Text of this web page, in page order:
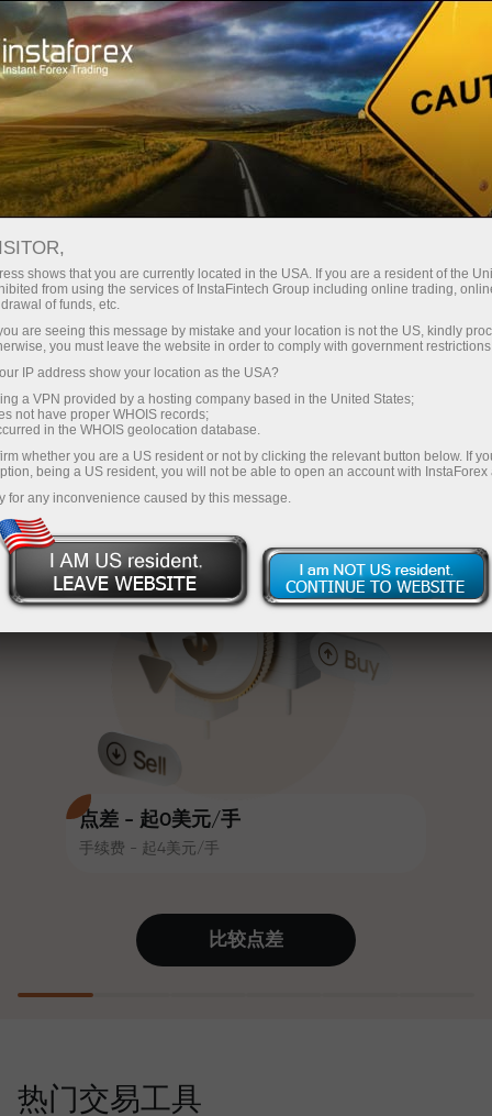
InstaForex
点差 - 起0美元/手
手续费 - 起4美元/手
通过InstaForex获得真正竞争力的机
点差和手续费，以及股票和指数交
易的优惠条件
时可获得高达30%的奖金，并享受
其他促销活动和优惠
赛道速度与交易速度共享相同价值
观。Ales Loprais将刺激与纪律元素
带入交易世界，作为InstaForex合作
伙伴，激励客户实现雄心勃勃的目
值账户即可获得iPhone、MacBook
或梦想旅行
证6个月内利润增长3倍。放心交易—
最低
每笔存款
30%奖金
交易速度
与赛道速度
您的专属礼物大奖
充值$333—选择价值高达$1,500的礼物
无风险交易—
我们保证您的利润
最高X1000奖金—市场上最大倍数
比较点差
热门交易工具
shows that you are currently located in the USA. If you are a resident of the
from using the services of InstaFintech Group including online trading,
of funds, etc.
are seeing this message by mistake and your location is not the US, kindly
you must leave the website in order to comply with government
IP address show your location as the USA?
a VPN provided by a hosting company based in the United States;
not have proper WHOIS records;
in the WHOIS geolocation database.
whether you are a US resident or not by clicking the relevant button below. If
being a US resident, you will not be able to open an account with InstaForex
for any inconvenience caused by this message.